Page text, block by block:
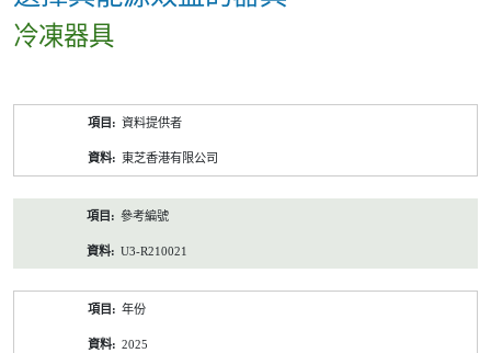
冷凍器具
資料提供者
東芝香港有限公司
參考編號
U3-R210021
年份
2025